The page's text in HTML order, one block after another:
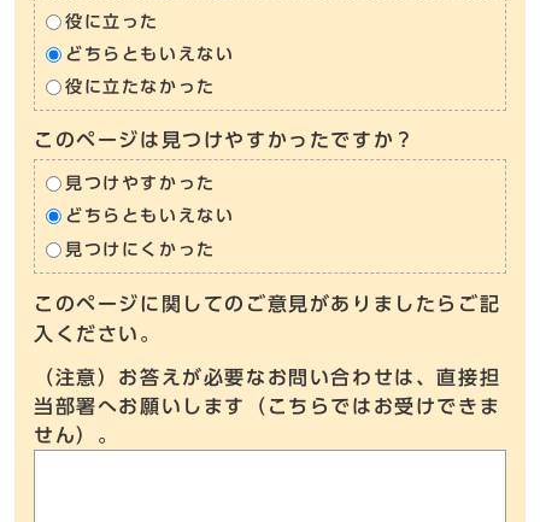
役に立った
どちらともいえない
役に立たなかった
このページは見つけやすかったですか？
見つけやすかった
どちらともいえない
見つけにくかった
このページに関してのご意見がありましたらご記
入ください。
（注意）お答えが必要なお問い合わせは、直接担
当部署へお願いします（こちらではお受けできま
せん）。